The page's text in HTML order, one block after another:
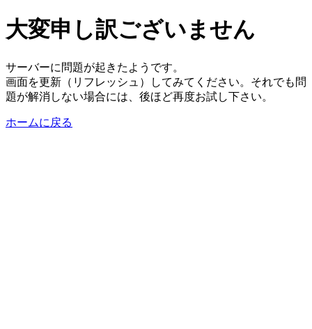
大変申し訳ございません
サーバーに問題が起きたようです。
画面を更新（リフレッシュ）してみてください。それでも問
題が解消しない場合には、後ほど再度お試し下さい。
ホームに戻る